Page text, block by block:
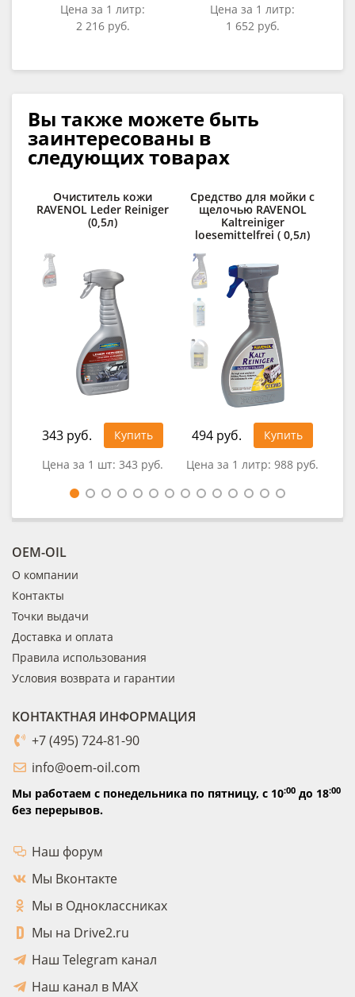
Цена за 1 литр:
2 216 руб.
Цена за 1 литр:
1 652 руб.
Вы также можете быть
заинтересованы в
следующих товарах
Очиститель кожи
RAVENOL Leder Reiniger
(0,5л)
343 руб.
Купить
Цена за 1 шт: 343 руб.
Средство для мойки с
щелочью RAVENOL
Kaltreiniger
loesemittelfrei ( 0,5л)
494 руб.
Купить
Цена за 1 литр: 988 руб.
OEM-OIL
О компании
Контакты
Точки выдачи
Доставка и оплата
Правила использования
Условия возврата и гарантии
КОНТАКТНАЯ ИНФОРМАЦИЯ
+7 (495) 724-81-90
info@oem-oil.com
Мы работаем с понедельника по пятницу, с 10:00 до 18:00
без перерывов.
Наш форум
Мы Вконтакте
Мы в Одноклассниках
Мы на Drive2.ru
Наш Telegram канал
Наш канал в MAX